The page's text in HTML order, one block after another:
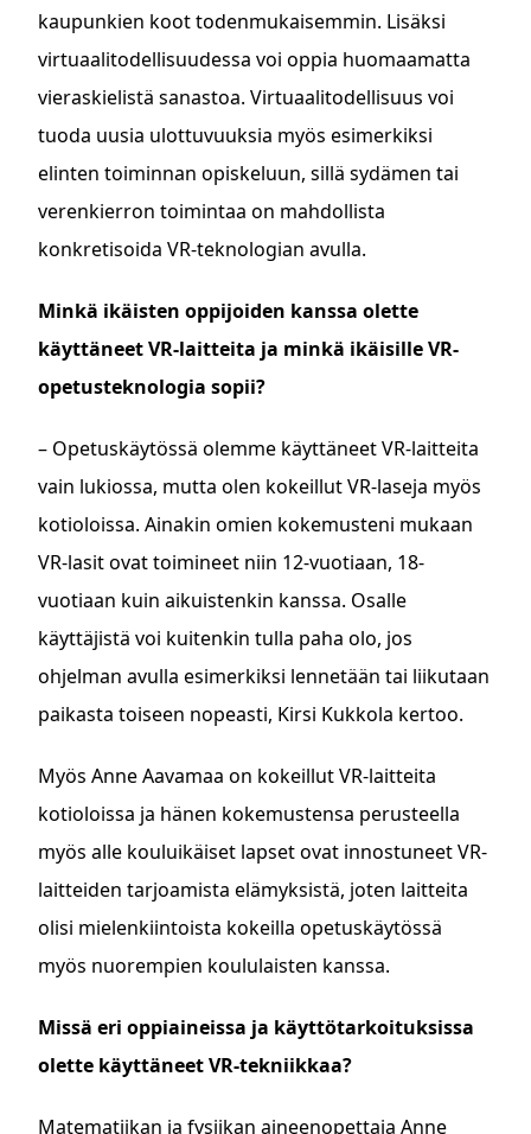
kaupunkien koot todenmukaisemmin. Lisäksi
virtuaalitodellisuudessa voi oppia huomaamatta
vieraskielistä sanastoa. Virtuaalitodellisuus voi
tuoda uusia ulottuvuuksia myös esimerkiksi
elinten toiminnan opiskeluun, sillä sydämen tai
verenkierron toimintaa on mahdollista
konkretisoida VR-teknologian avulla.
Minkä ikäisten oppijoiden kanssa olette
käyttäneet VR-laitteita ja minkä ikäisille VR-
opetusteknologia sopii?
– Opetuskäytössä olemme käyttäneet VR-laitteita
vain lukiossa, mutta olen kokeillut VR-laseja myös
kotioloissa. Ainakin omien kokemusteni mukaan
VR-lasit ovat toimineet niin 12-vuotiaan, 18-
vuotiaan kuin aikuistenkin kanssa. Osalle
käyttäjistä voi kuitenkin tulla paha olo, jos
ohjelman avulla esimerkiksi lennetään tai liikutaan
paikasta toiseen nopeasti, Kirsi Kukkola kertoo.
Myös Anne Aavamaa on kokeillut VR-laitteita
kotioloissa ja hänen kokemustensa perusteella
myös alle kouluikäiset lapset ovat innostuneet VR-
laitteiden tarjoamista elämyksistä, joten laitteita
olisi mielenkiintoista kokeilla opetuskäytössä
myös nuorempien koululaisten kanssa.
Missä eri oppiaineissa ja käyttötarkoituksissa
olette käyttäneet VR-tekniikkaa?
Matematiikan ja fysiikan aineenopettaja Anne